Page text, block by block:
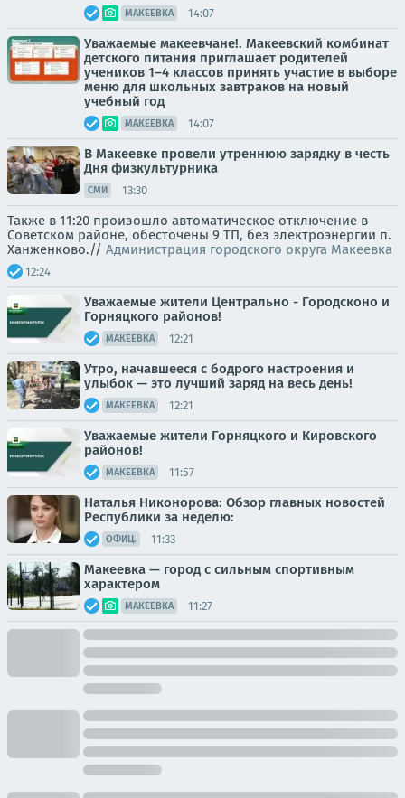
МАКЕЕВКА 14:07
Уважаемые макеевчане!. Макеевский комбинат
детского питания приглашает родителей
учеников 1–4 классов принять участие в выборе
меню для школьных завтраков на новый
учебный год
МАКЕЕВКА 14:07
В Макеевке провели утреннюю зарядку в честь
Дня физкультурника
СМИ 13:30
Также в 11:20 произошло автоматическое отключение в
Советском районе, обесточены 9 ТП, без электроэнергии п.
Ханженково.// Администрация городского округа Макеевка
12:24
Уважаемые жители Центрально - Городсконо и
Горняцкого районов!
МАКЕЕВКА 12:21
Утро, начавшееся с бодрого настроения и
улыбок — это лучший заряд на весь день!
МАКЕЕВКА 12:21
Уважаемые жители Горняцкого и Кировского
районов!
МАКЕЕВКА 11:57
Наталья Никонорова: Обзор главных новостей
Республики за неделю:
ОФИЦ. 11:33
Макеевка — город с сильным спортивным
характером
МАКЕЕВКА 11:27